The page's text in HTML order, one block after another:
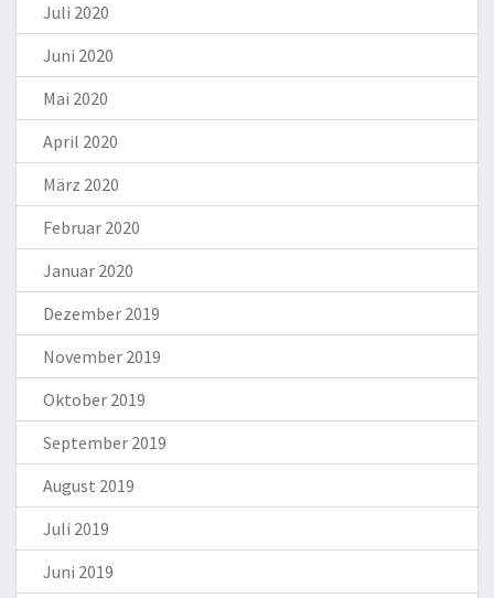
Juli 2020
Juni 2020
Mai 2020
April 2020
März 2020
Februar 2020
Januar 2020
Dezember 2019
November 2019
Oktober 2019
September 2019
August 2019
Juli 2019
Juni 2019